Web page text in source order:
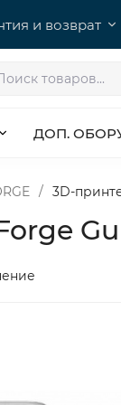
и возврат
ДОП.
/ 3D-